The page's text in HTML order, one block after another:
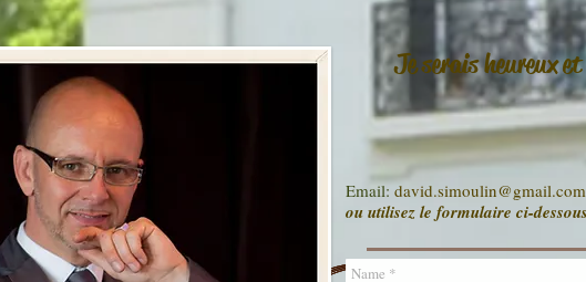
Je serais heureux
Email: david.simoulin@gmail.com
ou utilisez le formulaire ci-